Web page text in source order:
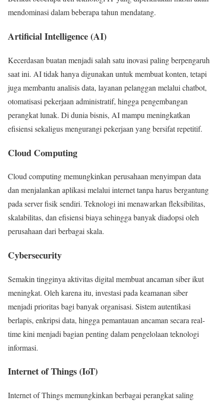
mendominasi dalam beberapa tahun mendatang.
Artificial Intelligence (AI)
Kecerdasan buatan menjadi salah satu inovasi paling berpengaruh
saat ini. AI tidak hanya digunakan untuk membuat konten, tetapi
juga membantu analisis data, layanan pelanggan melalui chatbot,
otomatisasi pekerjaan administratif, hingga pengembangan
perangkat lunak. Di dunia bisnis, AI mampu meningkatkan
efisiensi sekaligus mengurangi pekerjaan yang bersifat repetitif.
Cloud Computing
Cloud computing memungkinkan perusahaan menyimpan data
dan menjalankan aplikasi melalui internet tanpa harus bergantung
pada server fisik sendiri. Teknologi ini menawarkan fleksibilitas,
skalabilitas, dan efisiensi biaya sehingga banyak diadopsi oleh
perusahaan dari berbagai skala.
Cybersecurity
Semakin tingginya aktivitas digital membuat ancaman siber ikut
meningkat. Oleh karena itu, investasi pada keamanan siber
menjadi prioritas bagi banyak organisasi. Sistem autentikasi
berlapis, enkripsi data, hingga pemantauan ancaman secara real-
time kini menjadi bagian penting dalam pengelolaan teknologi
informasi.
Internet of Things (IoT)
Internet of Things memungkinkan berbagai perangkat saling